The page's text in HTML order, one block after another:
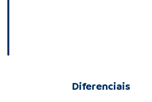
Diferenciais